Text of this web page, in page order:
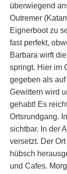
überwiegend
Outremer
Eignerboot zu
fast perfekt,
Barbara wirft
springt. Hier im
gegeben als
Gewittern wird
gehabt! Es
Ortsrundgang.
sichtbar. In der
versetzt. Der
hübsch
und Cafes.